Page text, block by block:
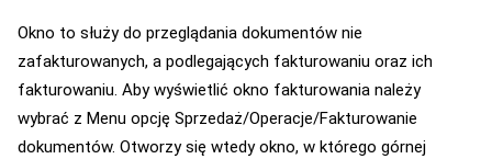
Okno to służy do przeglądania dokumentów nie
zafakturowanych, a podlegających fakturowaniu oraz ich
fakturowaniu. Aby wyświetlić okno fakturowania należy
wybrać z Menu opcję Sprzedaż/Operacje/Fakturowanie
dokumentów. Otworzy się wtedy okno, w którego górnej